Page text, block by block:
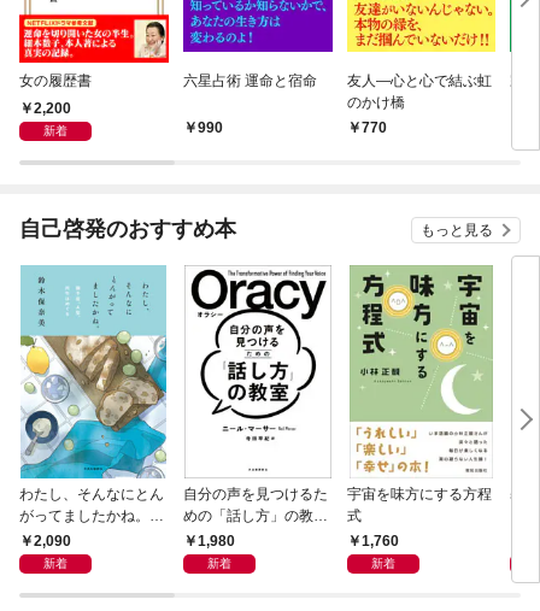
女の履歴書
2,200
新着
六星占術 運命と宿命
990
友人―心と心で結ぶ虹
のかけ橋
770
宗
自己啓発のおすすめ本 もっと見る
わたし、そんなにとん
がってましたかね。
獅子座、Ａ型、丙午は
めぐる
2,090
新着
自分の声を見つけるた
めの「話し方」の教
室 Ｏｒａｃｙ（オラ
シー）
1,980
新着
宇宙を味方にする方程
式
1,760
新着
基